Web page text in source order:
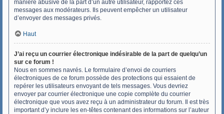
manière abusive de la part d’un autre utilisateur, rapportez ces
messages aux modérateurs. Ils peuvent empêcher un utilisateur
d’envoyer des messages privés.
Haut
J’ai reçu un courrier électronique indésirable de la part de quelqu’un
sur ce forum !
Nous en sommes navrés. Le formulaire d’envoi de courriers
électroniques de ce forum possède des protections qui essaient de
repérer les utilisateurs envoyant de tels messages. Vous devriez
envoyer par courrier électronique une copie complète du courrier
électronique que vous avez reçu à un administrateur du forum. Il est très
important d’y inclure les en-têtes contenant des informations sur l’auteur